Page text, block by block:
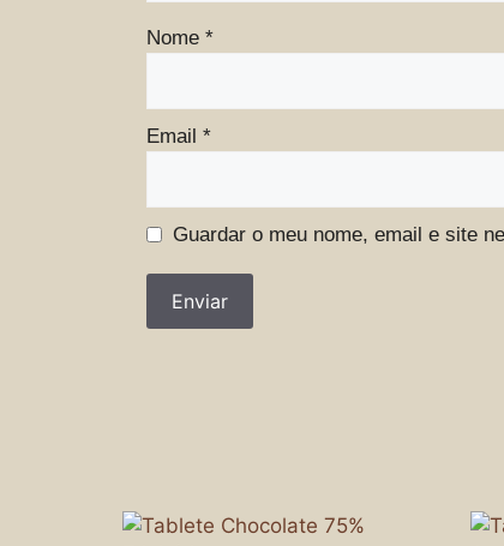
Nome *
Email *
Guardar o meu nome, email e site